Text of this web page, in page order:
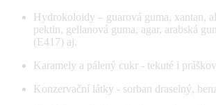
Hydrokoloidy – guarová guma, xantan,
pektin, gellanová guma, agar, arabská
(E417) aj.
Karamely a pálený cukr - tekuté i
Konzervační látky - sorban draselný,